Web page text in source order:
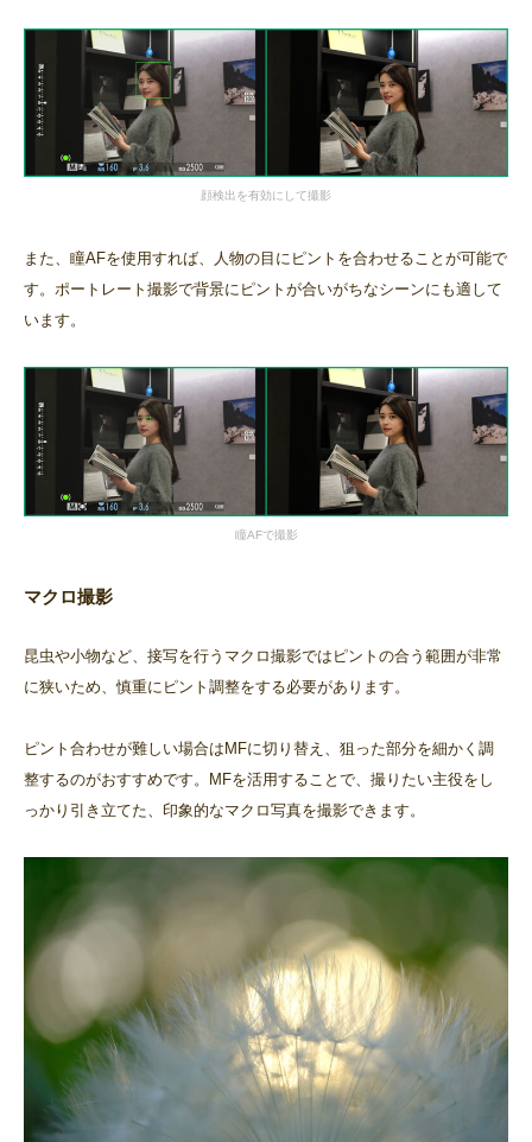
顔検出を有効にして撮影
また、瞳AFを使用すれば、人物の目にピントを合わせることが可能で
す。ポートレート撮影で背景にピントが合いがちなシーンにも適して
います。
瞳AFで撮影
マクロ撮影
昆虫や小物など、接写を行うマクロ撮影ではピントの合う範囲が非常
に狭いため、慎重にピント調整をする必要があります。
ピント合わせが難しい場合はMFに切り替え、狙った部分を細かく調
整するのがおすすめです。MFを活用することで、撮りたい主役をし
っかり引き立てた、印象的なマクロ写真を撮影できます。